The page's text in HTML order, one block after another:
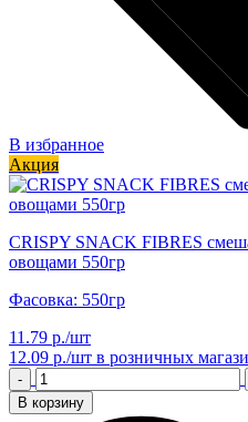
В избранное
Акция
CRISPY SNACK FIBRES
овощами 550гр
Фасовка: 550гр
11.79 р./шт
12.09 р./шт в розничных
-
В корзину